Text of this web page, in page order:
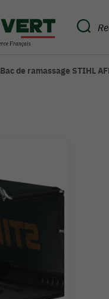
Bac de ramassage STIHL